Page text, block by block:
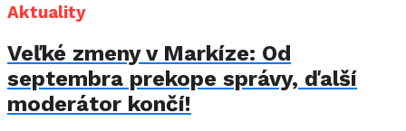
Aktuality
Veľké zmeny v Markíze: Od
septembra prekope správy, ďalší
moderátor končí!